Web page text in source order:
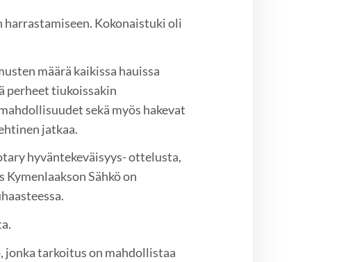
harrastamiseen. Kokonaistuki oli
määrä kaikissa hauissa
perheet tiukoissakin
sekä myös hakevat
jatkaa.
hyväntekeväisyys- ottelusta,
Sähkö on
tarkoitus on mahdollistaa